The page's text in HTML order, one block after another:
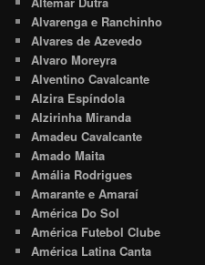
Alvarenga e Ranchinho
Alvares de Azevedo
Alvaro Moreyra
Alventino Cavalcante
Alzira Espíndola
Alzirinha Miranda
Amadeu Cavalcante
Amado Maita
Amália Rodrigues
Amarante e Amaraí
América Do Sol
América Futebol Clube
América Latina Canta